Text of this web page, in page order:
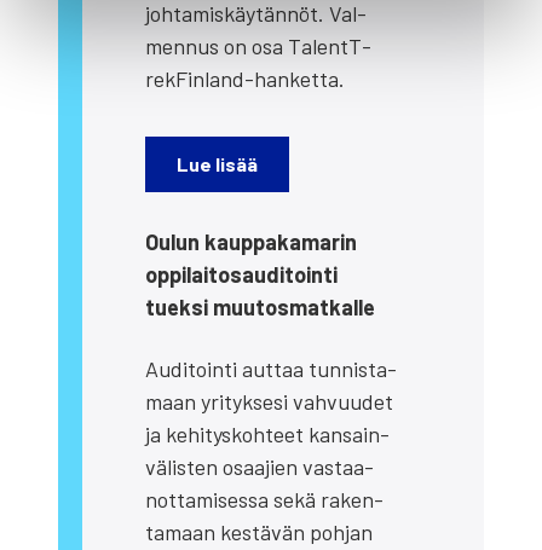
joh­ta­mis­käy­tän­nöt. Val­
men­nus on osa TalentT­
rek­Fin­land-han­ket­ta.
Lue lisää
Oulun kaup­pa­ka­ma­rin
oppi­lai­to­sau­di­toin­ti
tuek­si muu­tos­mat­kal­le
Audi­toin­ti aut­taa tun­nis­ta­
maan yri­tyk­se­si vah­vuu­det
ja kehi­tys­koh­teet kan­sain­
vä­lis­ten osaa­jien vas­taa­
not­ta­mi­ses­sa sekä raken­
ta­maan kes­tä­vän poh­jan